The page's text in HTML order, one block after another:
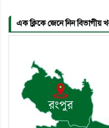
৬।
৭।
শৃঙ্খলা
এক ক্লিকে জেনে নিন বিভাগীয়